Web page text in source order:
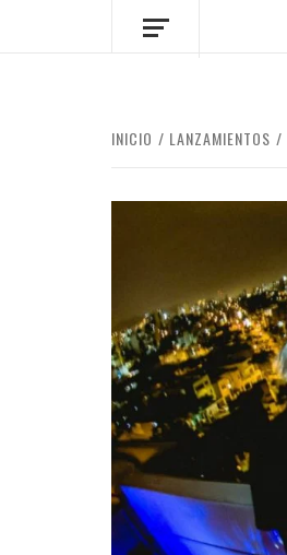
INICIO LANZAMIENTOS